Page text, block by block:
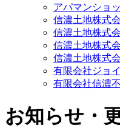
アパマンショ
信濃土地株式
信濃土地株式
信濃土地株式
信濃土地株式
有限会社ジョ
有限会社信濃
お知らせ・